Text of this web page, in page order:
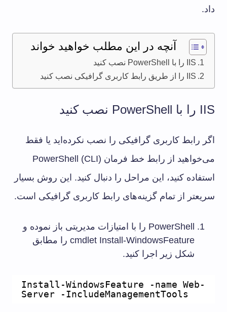
داد.
آنچه در این مطلب خواهید خواند
IIS را با PowerShell نصب کنید
IIS را از طریق رابط کاربری گرافیکی نصب کنید
IIS را با PowerShell نصب کنید
اگر رابط کاربری گرافیکی را نصب نکرده‌اید یا فقط
می‌خواهید از رابط خط فرمان PowerShell (CLI)
استفاده کنید، این مراحل را دنبال کنید. این روش بسیار
سریعتر از تمام گزینه‌های رابط کاربری گرافیکی است.
PowerShell را با امتیازات مدیریتی باز نموده و
cmdlet Install-WindowsFeature را مطابق
شکل زیر اجرا کنید.
Install-WindowsFeature -name Web-
Server -IncludeManagementTools